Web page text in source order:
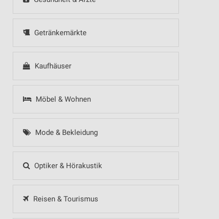
Getränkemärkte
Kaufhäuser
Möbel & Wohnen
Mode & Bekleidung
Optiker & Hörakustik
Reisen & Tourismus